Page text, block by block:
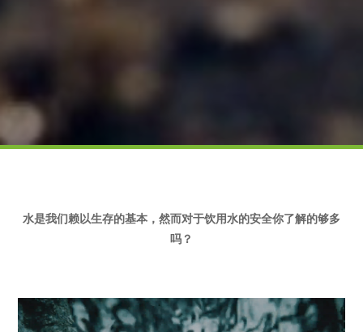
水是我们赖以生存的基本，然而对于饮用水的安全你了解的够多
吗？